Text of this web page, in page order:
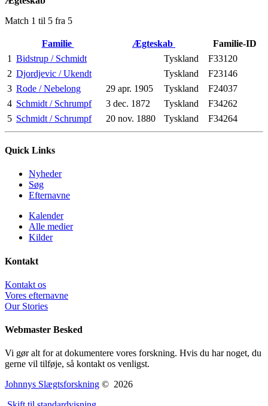
Match 1 til 5 fra 5
Familie Ægteskab
Familie-ID
1 Bidstrup / Schmidt Tyskland
F33120
2 Djordjevic / Ukendt Tyskland
F23146
3 Rode / Nebelong 29 apr. 1905 Tyskland
F24037
4 Schmidt / Schrumpf 3 dec. 1872 Tyskland
F34262
5 Schmidt / Schrumpf 20 nov. 1880 Tyskland F34264
Quick Links
Nyheder
Søg
Efternavne
Kalender
Alle medier
Kilder
Kontakt
Kontakt os
Vores efternavne
Our Stories
Webmaster Besked
Vi gør alt for at dokumentere vores forskning. Hvis du har noget, du
gerne vil tilføje, så kontakt os venligst.
Johnnys Slægtsforskning © 2026